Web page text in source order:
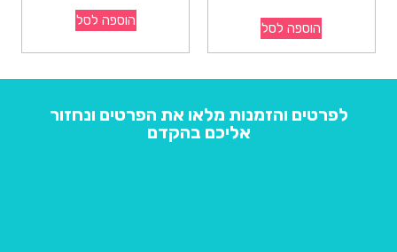
הוספה לסל
הוספה לסל
לפרטים והזמנות מלאו את הפרטים ונחזור
אליכם בהקדם